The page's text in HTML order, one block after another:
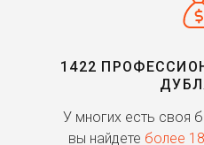
1422
У многих есть своя
вы найдете более